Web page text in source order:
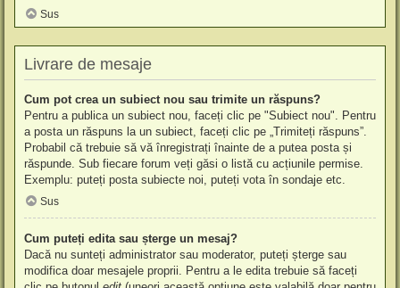
Sus
Livrare de mesaje
Cum pot crea un subiect nou sau trimite un răspuns?
Pentru a publica un subiect nou, faceți clic pe "Subiect nou". Pentru
a posta un răspuns la un subiect, faceți clic pe „Trimiteți răspuns”.
Probabil că trebuie să vă înregistrați înainte de a putea posta și
răspunde. Sub fiecare forum veți găsi o listă cu acțiunile permise.
Exemplu: puteți posta subiecte noi, puteți vota în sondaje etc.
Sus
Cum puteți edita sau șterge un mesaj?
Dacă nu sunteți administrator sau moderator, puteți șterge sau
modifica doar mesajele proprii. Pentru a le edita trebuie să faceți